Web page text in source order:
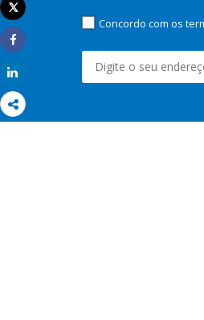
Imprimir
Tweet
Share
Concordo com os